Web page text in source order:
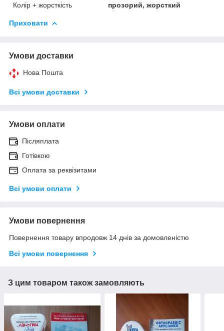
Колір + жорсткість
прозорий, жорсткий
Приховати
Умови доставки
Нова Пошта
Всі умови доставки
Умови оплати
Післяплата
Готівкою
Оплата за реквізитами
Всі умови оплати
Умови повернення
Повернення товару впродовж 14 днів за домовленістю
Всі умови повернення
З цим товаром також замовляють